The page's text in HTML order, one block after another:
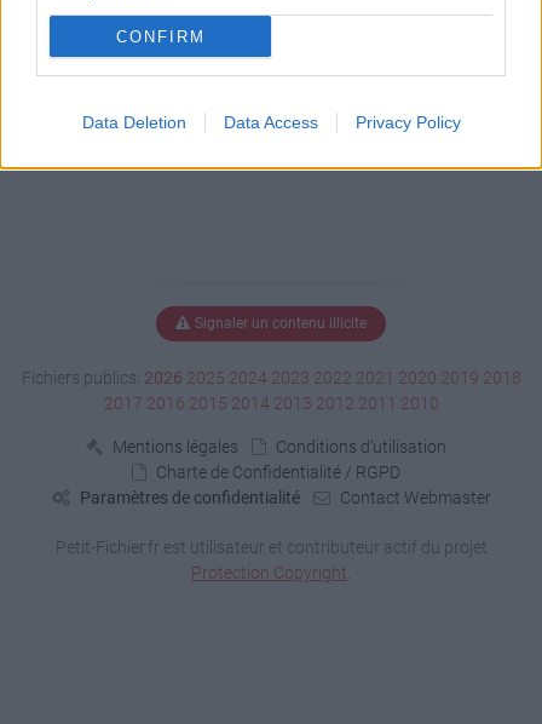
CONFIRM
Data Deletion Data Access Privacy Policy
Signaler un contenu illicite
Fichiers publics: 2026 2025 2024 2023 2022 2021 2020 2019 2018
2017 2016 2015 2014 2013 2012 2011 2010
Mentions légales
Conditions d'utilisation
Charte de Confidentialité / RGPD
Paramètres de confidentialité
Contact Webmaster
Petit-Fichier.fr est utilisateur et contributeur actif du projet
Protection Copyright